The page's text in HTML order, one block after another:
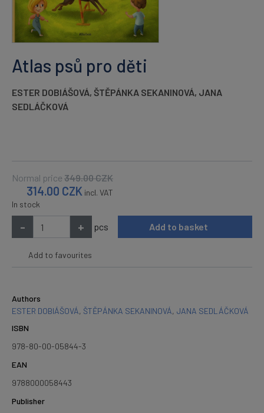
Atlas psů pro děti
ESTER DOBIÁŠOVÁ, ŠTĚPÁNKA SEKANINOVÁ, JANA
SEDLÁČKOVÁ
Normal price 349.00CZK
314.00 CZK incl. VAT
In stock
- + pcs Add to basket
Add to favourites
Authors
ESTER DOBIÁŠOVÁ, ŠTĚPÁNKA SEKANINOVÁ, JANA SEDLÁČKOVÁ
ISBN
978-80-00-05844-3
EAN
9788000058443
Publisher